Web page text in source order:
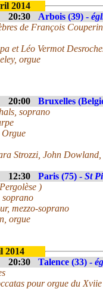
2014
20:30
Arbois (39) -
de François Couperin
et Léo Vermot
orgue
20:00 Bruxelles
soprano
Strozzi, John
12:30 Paris (75) - St
)
soprano
mezzo-soprano
orgue
2014
20:30
Talence (33) -
pour orgue du